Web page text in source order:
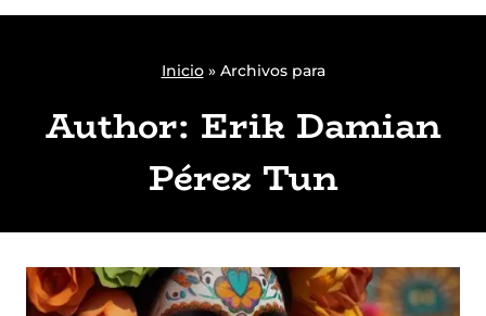
Inicio» Archivos para
Author: Erik Damian
Pérez Tun